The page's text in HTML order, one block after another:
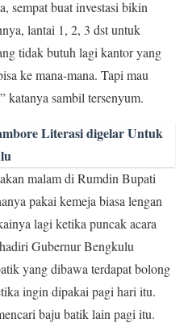
sempat buat investasi bikin
lantai 1, 2, 3 dst untuk
tidak butuh lagi kantor yang
ke mana-mana. Tapi mau
katanya sambil tersenyum.
Literasi digelar Untuk
malam di Rumdin Bupati
pakai kemeja biasa lengan
lagi ketika puncak acara
Gubernur Bengkulu
yang dibawa terdapat bolong
ingin dipakai pagi hari itu.
baju batik lain pagi itu.